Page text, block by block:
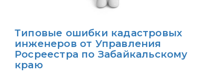
Типовые ошибки кадастровых
инженеров от Управления
Росреестра по Забайкальскому
краю